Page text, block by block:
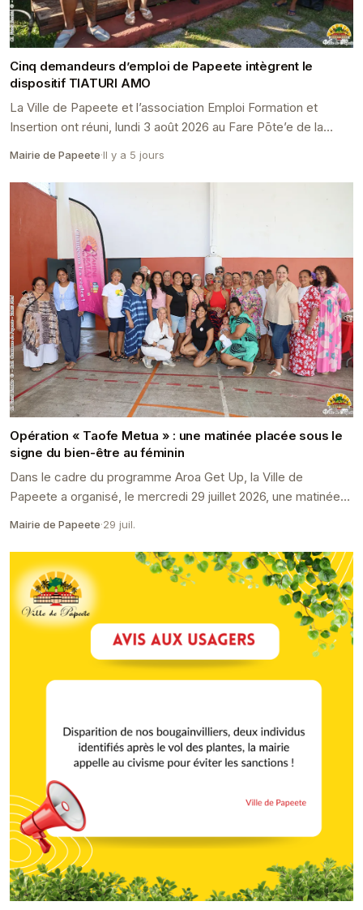
Cinq demandeurs d’emploi de Papeete intègrent le
dispositif TIATURI AMO
La Ville de Papeete et l’association Emploi Formation et
Insertion ont réuni, lundi 3 août 2026 au Fare Pōte’e de la
Mairie de Papeete·Il y a 5 jours
Opération « Taofe Metua » : une matinée placée sous le
signe du bien-être au féminin
Dans le cadre du programme Aroa Get Up, la Ville de
Papeete a organisé, le mercredi 29 juillet 2026, une matinée
Mairie de Papeete·29 juil.